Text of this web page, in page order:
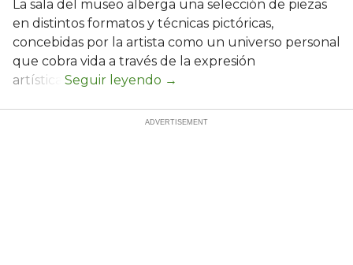
La sala del museo alberga una selección de piezas
en distintos formatos y técnicas pictóricas,
concebidas por la artista como un universo personal
que cobra vida a través de la expresión
artística.